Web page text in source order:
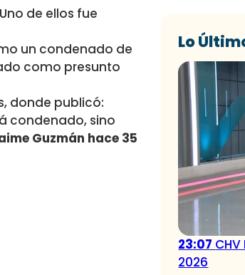
de ellos fue
un condenado de
como presunto
donde publicó:
condenado, sino
Guzmán hace 35
Lo
23:07
2026